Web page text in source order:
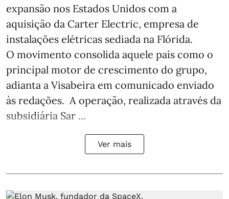
expansão nos Estados Unidos com a
aquisição da Carter Electric, empresa de
instalações elétricas sediada na Flórida.
O movimento consolida aquele país como o
principal motor de crescimento do grupo,
adianta a Visabeira em comunicado enviado
às redações. A operação, realizada através da
subsidiária Sar ...
Ver mais